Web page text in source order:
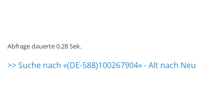
Abfrage dauerte 0.28 Sek.
>> Suche nach «(DE-588)100267904» - Alt nach Neu